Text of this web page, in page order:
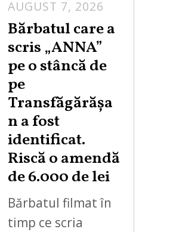
AUGUST 7, 2026
Bărbatul care a
scris „ANNA”
pe o stâncă de
pe
Transfăgărășa
n a fost
identificat.
Riscă o amendă
de 6.000 de lei
Bărbatul filmat în
timp ce scria